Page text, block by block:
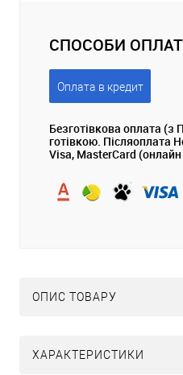
СПОСОБИ
Оплата в кредит
Безготівкова оплата
готівкою. Післяоплата
Visa, MasterCard (онлайн
ОПИС ТОВАРУ
ХАРАКТЕРИСТИКИ